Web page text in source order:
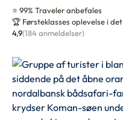
⭐ 99% Traveler anbefales
🏆 Førsteklasses oplevelse i
4,9(184 anmeldelser)